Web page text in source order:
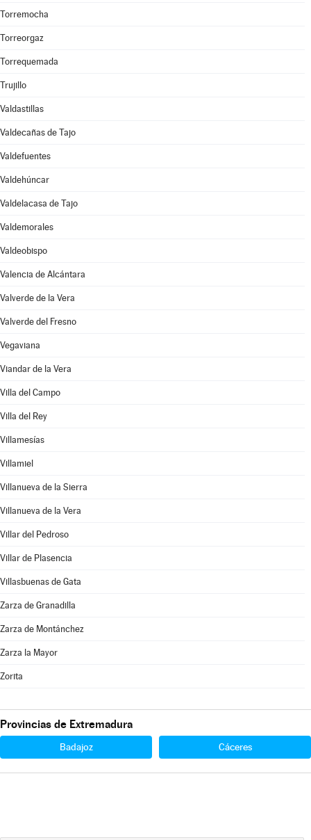
Torremocha
Torreorgaz
Torrequemada
Trujillo
Valdastillas
Valdecañas de Tajo
Valdefuentes
Valdehúncar
Valdelacasa de Tajo
Valdemorales
Valdeobispo
Valencia de Alcántara
Valverde de la Vera
Valverde del Fresno
Vegaviana
Viandar de la Vera
Villa del Campo
Villa del Rey
Villamesías
Villamiel
Villanueva de la Sierra
Villanueva de la Vera
Villar del Pedroso
Villar de Plasencia
Villasbuenas de Gata
Zarza de Granadilla
Zarza de Montánchez
Zarza la Mayor
Zorita
Provincias de Extremadura
Badajoz Cáceres